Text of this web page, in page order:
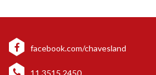
facebook.com/chavesland
11 3515 2450